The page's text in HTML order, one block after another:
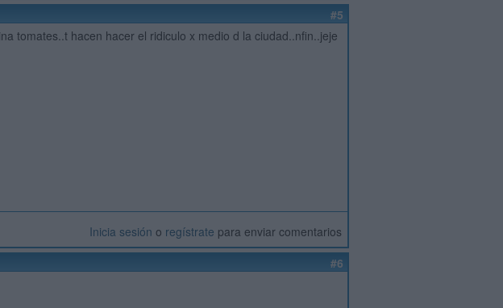
#5
tomates..t hacen hacer el ridiculo x medio d la ciudad..nfin..jeje
Inicia sesión o regístrate para enviar comentarios
#6